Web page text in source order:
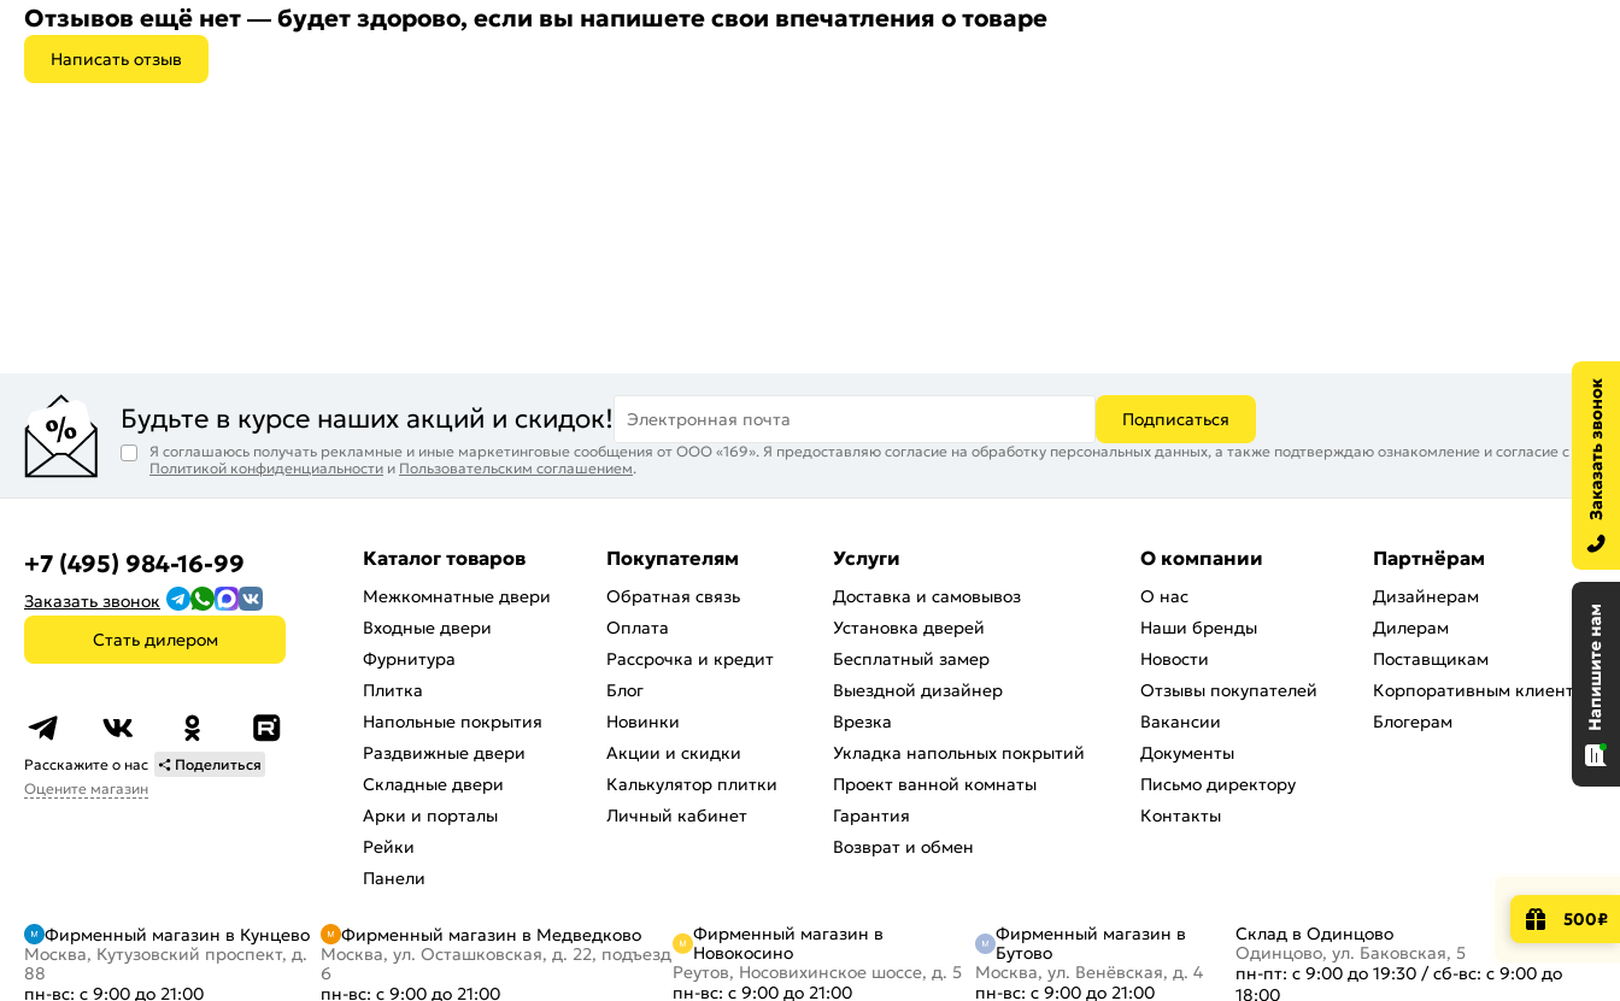
Отзывов ещё нет — будет здорово, если вы напишете свои впечатления о товаре
Написать отзыв
Будьте в курсе наших акций и скидок! Электронная почта Подписаться
Я соглашаюсь получать рекламные и иные маркетинговые сообщения от ООО «169». Я предоставляю согласие на обработку персональных данных, а также подтверждаю ознакомление и согласие с
Политикой конфиденциальности и Пользовательским соглашением.
+7 (495) 984-16-99
Заказать звонок
Стать дилером
Расскажите о нас
Поделиться
Оцените магазин
Каталог товаров
Межкомнатные двери
Входные двери
Фурнитура
Плитка
Напольные покрытия
Раздвижные двери
Складные двери
Арки и порталы
Рейки
Панели
Покупателям
Обратная связь
Оплата
Рассрочка и кредит
Блог
Новинки
Акции и скидки
Калькулятор плитки
Личный кабинет
Услуги
Доставка и самовывоз
Установка дверей
Бесплатный замер
Выездной дизайнер
Врезка
Укладка напольных покрытий
Проект ванной комнаты
Гарантия
Возврат и обмен
О компании
О нас
Наши бренды
Новости
Отзывы покупателей
Вакансии
Документы
Письмо директору
Контакты
Партнёрам
Дизайнерам
Дилерам
Поставщикам
Корпоративным клиентам
Блогерам
Фирменный магазин в Кунцево
Москва, Кутузовский проспект, д.
88
пн-вс: с 9:00 до 21:00
Фирменный магазин в Медведково
Москва, ул. Осташковская, д. 22, подъезд
6
пн-вс: с 9:00 до 21:00
Фирменный магазин в
Новокосино
Реутов, Носовихинское шоссе, д. 5
пн-вс: с 9:00 до 21:00
Фирменный магазин в
Бутово
Москва, ул. Венёвская, д. 4
пн-вс: с 9:00 до 21:00
Склад в Одинцово
Одинцово, ул. Баковская, 5
пн-пт: с 9:00 до 19:30 /сб-вс: с 9:00 до
18:00
500₽